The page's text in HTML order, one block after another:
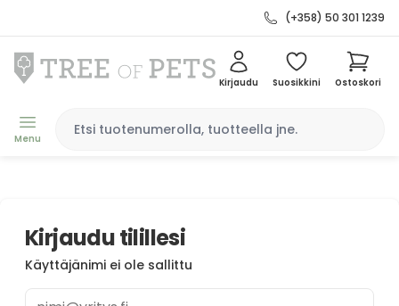
(+358) 50 301 1239
Menu
Kirjaudu Suosikkini Ostoskori
Kirjaudu tilillesi
Käyttäjänimi ei ole sallittu